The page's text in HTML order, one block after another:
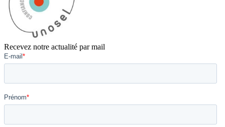
Recevez notre actualité par mail